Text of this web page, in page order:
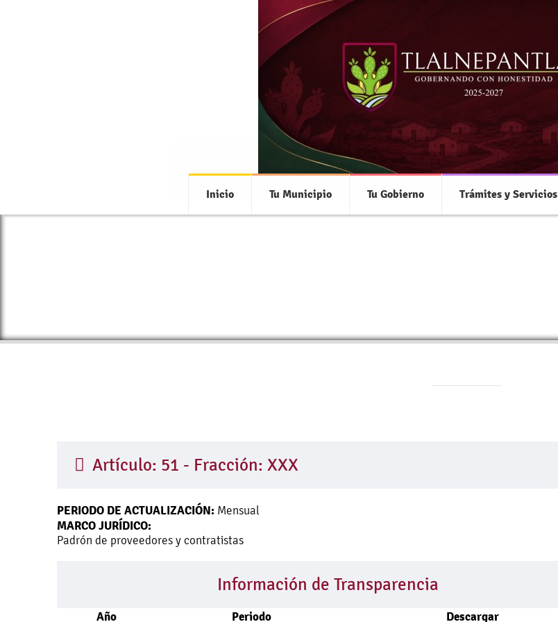
Inicio Tu Municipio Tu Gobierno Trámites y Servicios
Transparencia
Artículo: 51 - Fracción: XXX
PERIODO DE ACTUALIZACIÓN: Mensual
MARCO JURÍDICO:
Padrón de proveedores y contratistas
Información de Transparencia
Año Periodo Descargar